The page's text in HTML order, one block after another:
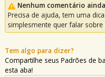
Nenhum comentário
Precisa de ajuda, tem uma
simplesmente quer falar sobre
Tem algo para dizer?
Compartilhe seus Padrões de
esta aba!